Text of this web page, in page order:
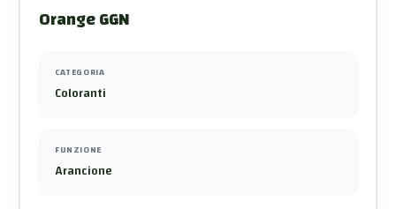
Orange GGN
CATEGORIA
Coloranti
FUNZIONE
Arancione